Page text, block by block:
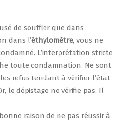
de souffler que dans
dans l’éthylomètre, vous ne
L’interprétation stricte
toute condamnation. Ne sont
refus tendant à vérifier l’état
le dépistage ne vérifie pas. Il
raison de ne pas réussir à